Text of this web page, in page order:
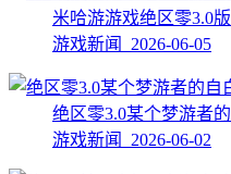
米哈游游戏绝区零3.0
游戏新闻 2026-06-05
绝区零3.0某个梦游者
游戏新闻 2026-06-02